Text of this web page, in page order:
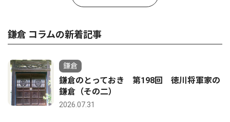
鎌倉 コラムの新着記事
鎌倉
鎌倉のとっておき 第198回 徳川将軍家の
鎌倉（その二）
2026.07.31